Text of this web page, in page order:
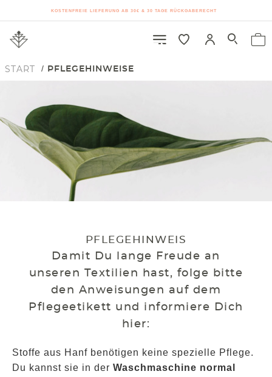
KOSTENFREIE LIEFERUNG AB 30€ & 30 TAGE RÜCKGABERECHT
START PFLEGEHINWEISE
PFLEGEHINWEIS
Damit Du lange Freude an
unseren Textilien hast, folge bitte
den Anweisungen auf dem
Pflegeetikett und informiere Dich
hier:
Stoffe aus Hanf benötigen keine spezielle Pflege.
Du kannst sie in der Waschmaschine normal